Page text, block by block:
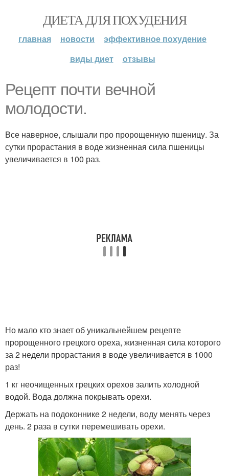
ДИЕТА ДЛЯ ПОХУДЕНИЯ
главная новости
эффективное похудение
виды диет
отзывы
Рецепт почти вечной
молодости.
Все наверное, слышали про пророщенную пшеницу. За
сутки прорастания в воде жизненная сила пшеницы
увеличивается в 100 раз.
Но мало кто знает об уникальнейшем рецепте
пророщенного грецкого ореха, жизненная сила которого
за 2 недели прорастания в воде увеличивается в 1000
раз!
1 кг неочищенных грецких орехов залить холодной
водой. Вода должна покрывать орехи.
Держать на подоконнике 2 недели, воду менять через
день. 2 раза в сутки перемешивать орехи.